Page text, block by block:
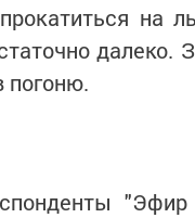
на
далеко.
погоню.